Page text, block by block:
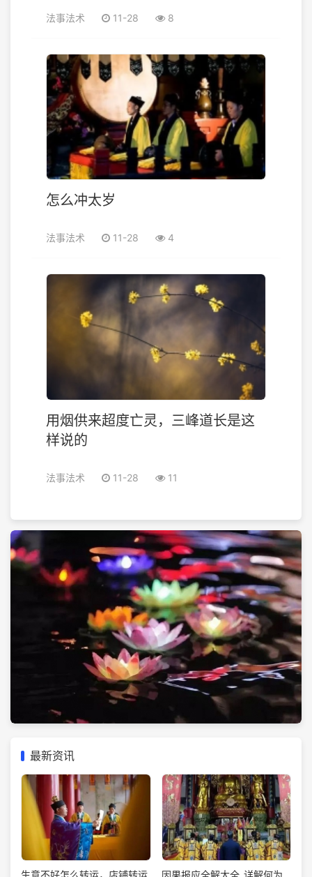
法事法术 11-28 8
怎么冲太岁
法事法术 11-28 4
用烟供来超度亡灵，三峰道长是这
样说的
法事法术 11-28 11
最新资讯